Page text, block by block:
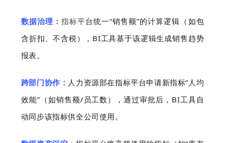
数据治理：指标平台统一“销售额”的计算逻辑（如包
含折扣、不含税），BI工具基于该逻辑生成销售趋势
报表。
跨部门协作： 人力资源部在指标平台申请新指标“人均
效能”（如销售额/员工数），通过审批后，BI工具自
动同步该指标供全公司使用。